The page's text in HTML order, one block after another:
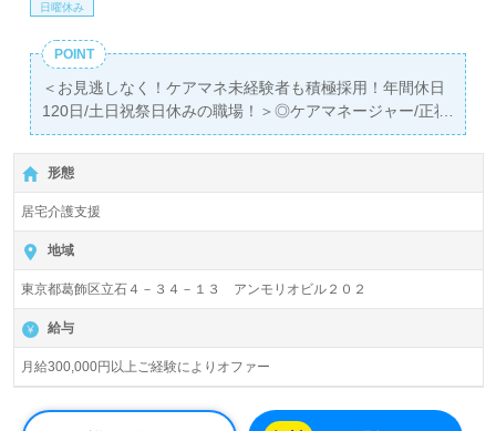
日曜休み
POINT
＜お見逃しなく！ケアマネ未経験者も積極採用！年間休日
120日/土日祝祭日休みの職場！＞◎ケアマネージャー/正社
員募集◎
【月給300,000円以上ご経験によりオファー】＊介護支援
専門員、主任介護支援専門員有資格者向け求人＊『両国
駅』徒歩12分。
『居宅介護支援事業所 みどり』株式会社メディハート
（本社：東京都葛飾区）様の運営です。東京都葛飾区、江
戸川区を中心に居宅介護支援事業を展開されています。
◎実務に役立つOJT/それぞれの成長に沿った研修制度、経
験豊富な先輩からのあたたかなサポート体制もうれしい事
業所様！◎
居宅または施設等でケアマネージャー経験のある方はもち
形態
居宅介護支援
地域
東京都葛飾区立石４－３４－１３ アンモリオビル２０２
給与
月給300,000円以上ご経験によりオファー